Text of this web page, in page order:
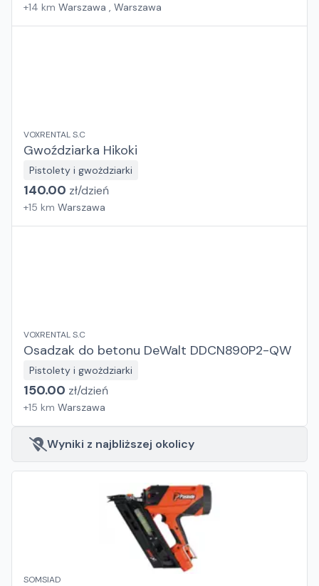
+14 km Warszawa , Warszawa
VOXRENTAL S.C
Gwoździarka Hikoki
Pistolety i gwożdziarki
140.00 zł/dzień
+15 km Warszawa
VOXRENTAL S.C
Osadzak do betonu DeWalt DDCN890P2-QW
Pistolety i gwożdziarki
150.00 zł/dzień
+15 km Warszawa
Wyniki z najbliższej okolicy
SOMSIAD